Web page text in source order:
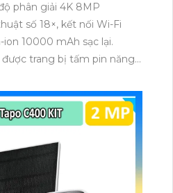
phân giải 4K 8MP
số 18×, kết nối Wi-Fi
10000 mAh sạc lại.
được trang bị tấm pin năng
trữ thẻ microSD tối đa 512